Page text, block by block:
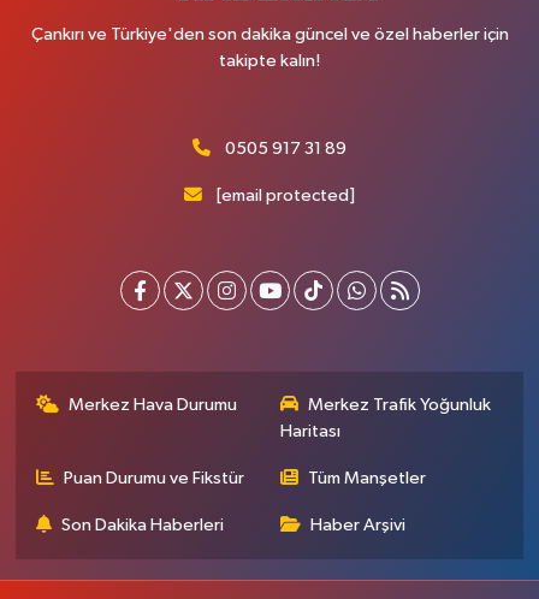
Çankırı ve Türkiye'den son dakika güncel ve özel haberler için
takipte kalın!
0505 917 31 89
[email protected]
Merkez Hava Durumu
Merkez Trafik Yoğunluk
Haritası
Puan Durumu ve Fikstür Tüm Manşetler
Son Dakika Haberleri Haber Arşivi